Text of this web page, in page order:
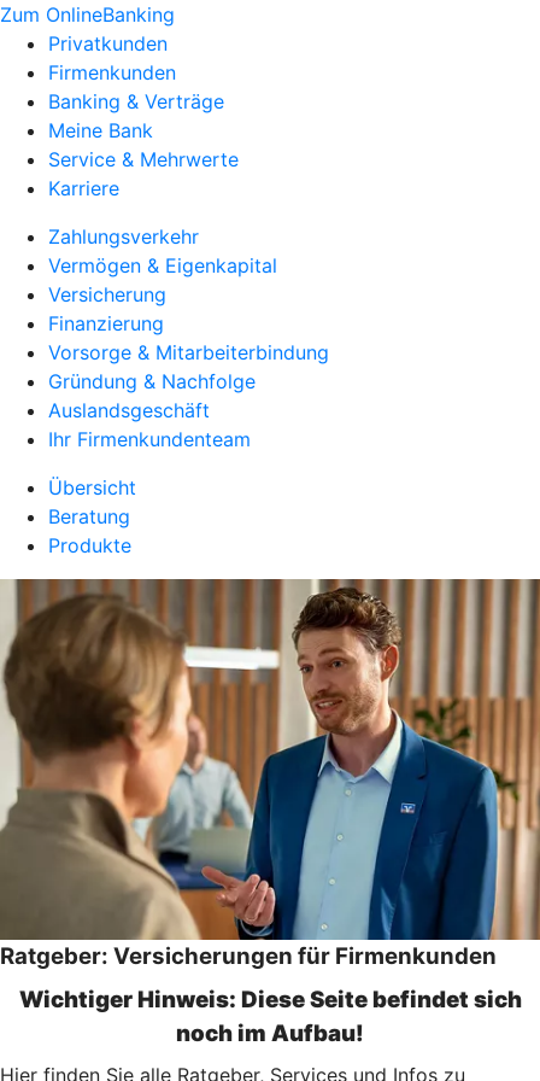
Zum OnlineBanking
Privatkunden
Firmenkunden
Banking & Verträge
Meine Bank
Service & Mehrwerte
Karriere
Zahlungsverkehr
Vermögen & Eigenkapital
Versicherung
Finanzierung
Vorsorge & Mitarbeiterbindung
Gründung & Nachfolge
Auslandsgeschäft
Ihr Firmenkundenteam
Übersicht
Beratung
Produkte
Ratgeber: Versicherungen für Firmenkunden
Wichtiger Hinweis: Diese Seite befindet sich
noch im Aufbau!
Hier finden Sie alle Ratgeber, Services und Infos zu